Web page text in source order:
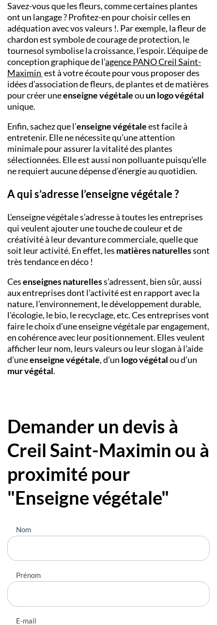
Savez-vous que les fleurs, comme certaines plantes
ont un langage ? Profitez-en pour choisir celles en
adéquation avec vos valeurs !. Par exemple, la fleur de
chardon est symbole de courage de protection, le
tournesol symbolise la croissance, l’espoir. L’équipe de
conception graphique del’agence PANO Creil Saint-
Maximin est à votre écoute pour vous proposer des
idées d’association de fleurs, de plantes et de matières
pour créer uneenseigne végétaleou un logo végétal
unique.
Enfin, sachez que l’enseigne végétaleest facile à
entretenir. Elle ne nécessite qu’une attention
minimale pour assurer la vitalité des plantes
sélectionnées. Elle est aussi non polluante puisqu’elle
ne requiert aucune dépense d’énergie au quotidien.
A qui s’adresse l’enseigne végétale ?
L’enseigne végétale s’adresse à toutes les entreprises
qui veulent ajouter une touche de couleur et de
créativité à leur devanture commerciale, quelle que
soit leur activité. En effet, les matières naturellessont
très tendance en déco !
Cesenseignes naturelless’adressent, bien sûr, aussi
aux entreprises dont l’activité est en rapport avec la
nature, l’environnement, le développement durable,
l’écologie, le bio, le recyclage, etc. Ces entreprises vont
faire le choix d’une enseigne végétale par engagement,
en cohérence avec leur positionnement. Elles veulent
afficher leur nom, leurs valeurs ou leur slogan à l’aide
d’uneenseigne végétale, d’un logo végétalou d’un
mur végétal.
Demander un devis à
Creil Saint-Maximin ou à
proximité pour
"Enseigne végétale"
Nous
contacter
Nom
Prénom
E-mail